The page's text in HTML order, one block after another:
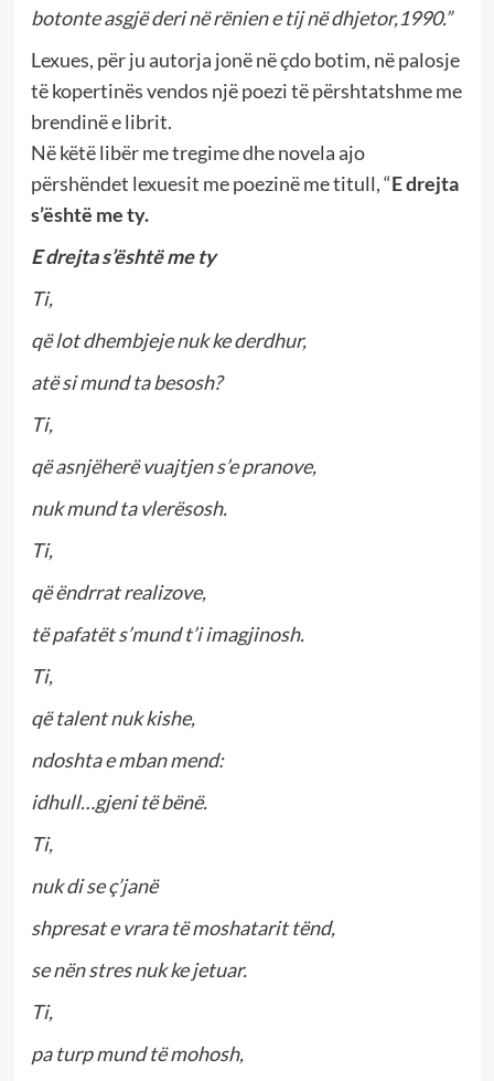
botonte asgjë deri në rënien e tij në dhjetor,1990.”
Lexues, për ju autorja jonë në çdo botim, në palosje
të kopertinës vendos një poezi të përshtatshme me
brendinë e librit.
Në këtë libër me tregime dhe novela ajo
përshëndet lexuesit me poezinë me titull, “E drejta
s’është me ty.
E drejta s’është me ty
Ti,
që lot dhembjeje nuk ke derdhur,
atë si mund ta besosh?
Ti,
që asnjëherë vuajtjen s’e pranove,
nuk mund ta vlerësosh.
Ti,
që ëndrrat realizove,
të pafatët s’mund t’i imagjinosh.
Ti,
që talent nuk kishe,
ndoshta e mban mend:
idhull…gjeni të bënë.
Ti,
nuk di se ç’janë
shpresat e vrara të moshatarit tënd,
se nën stres nuk ke jetuar.
Ti,
pa turp mund të mohosh,